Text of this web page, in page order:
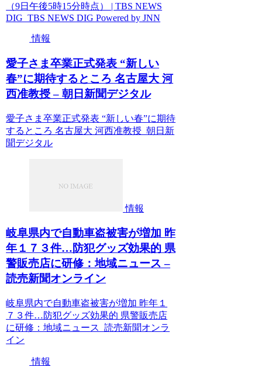
（9日午後5時15分時点） | TBS NEWS
DIG TBS NEWS DIG Powered by JNN
情報
愛子さま卒業正式発表 “新しい
春”に期待するところ 名古屋大 河
西准教授 – 朝日新聞デジタル
愛子さま卒業正式発表 “新しい春”に期待
するところ 名古屋大 河西准教授 朝日新
聞デジタル
情報
岐阜県内で自動車盗被害が増加 昨
年１７３件…防犯グッズ効果的 県
警販売店に研修：地域ニュース –
読売新聞オンライン
岐阜県内で自動車盗被害が増加 昨年１
７３件…防犯グッズ効果的 県警販売店
に研修：地域ニュース 読売新聞オンラ
イン
情報